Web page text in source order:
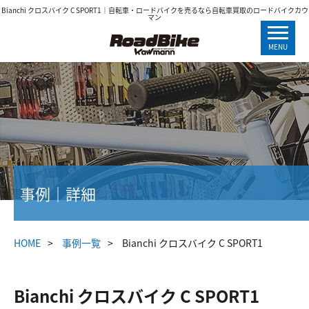
Bianchi クロスバイク C SPORT1｜自転車・ロードバイクを売るなら自転車買取のロードバイクカウ
マン
MENU
事例｜詳細
HOME 事例一覧 Bianchi クロスバイク C SPORT1
Bianchi クロスバイク C SPORT1